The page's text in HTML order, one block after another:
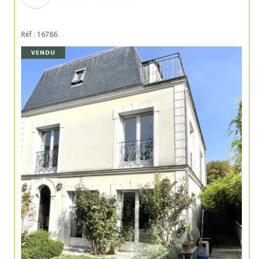
Réf : 16786
VENDU